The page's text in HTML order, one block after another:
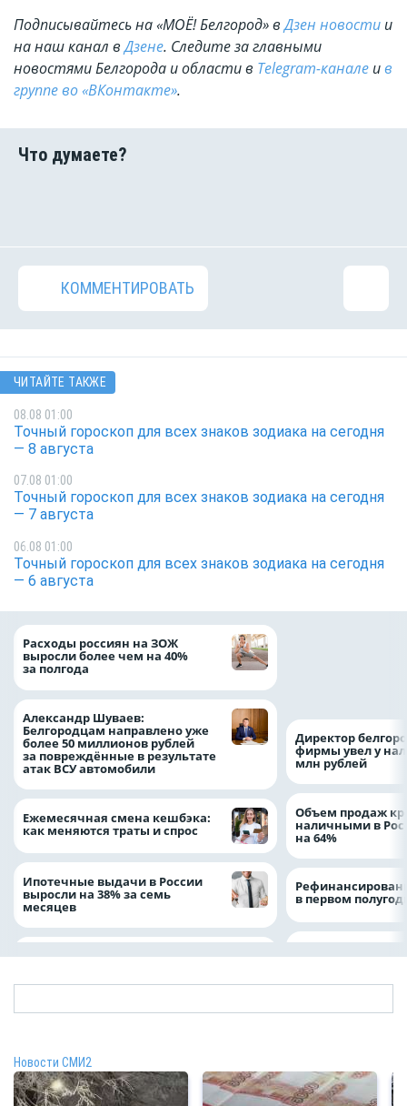
Подписывайтесь на «МОЁ! Белгород» вДзен новости и
на наш канал вДзене. Cледите за главными
новостями Белгорода и области в Telegram-канале ив
группе во «ВКонтакте».
КОММЕНТИРОВАТЬ
ЧИТАЙТЕ ТАКЖЕ
08.08 01:00
Точный гороскоп для всех знаков зодиака на сегодня
— 8 августа
07.08 01:00
Точный гороскоп для всех знаков зодиака на сегодня
— 7 августа
06.08 01:00
Точный гороскоп для всех знаков зодиака на сегодня
— 6 августа
Расходы россиян на ЗОЖ
выросли более чем на 40%
за полгода
Александр Шуваев:
Белгородцам направлено уже
более 50 миллионов рублей
за повреждённые в результате
атак ВСУ автомобили
Ежемесячная смена кешбэка:
как меняются траты и спрос
Ипотечные выдачи в России
выросли на 38% за семь
месяцев
Директор
фирмы увел у
млн рублей
Объем продаж
наличными в
на 64%
в первом
Новости СМИ2